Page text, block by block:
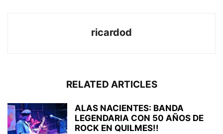
ricardod
RELATED ARTICLES
ALAS NACIENTES: BANDA
LEGENDARIA CON 50 AÑOS DE
ROCK EN QUILMES!!